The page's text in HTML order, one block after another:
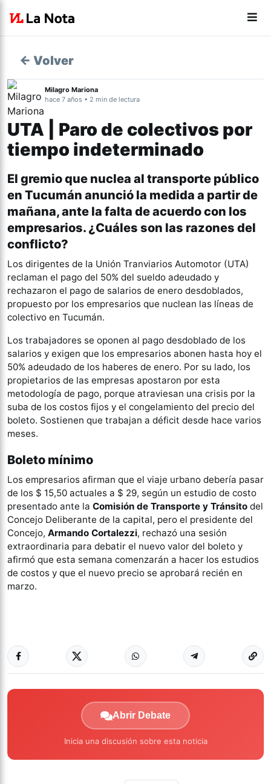
← Volver
Milagro Mariona
hace 7 años • 2 min de lectura
UTA | Paro de colectivos por
tiempo indeterminado
El gremio que nuclea al transporte público
en Tucumán anunció la medida a partir de
mañana, ante la falta de acuerdo con los
empresarios. ¿Cuáles son las razones del
conflicto?
Los dirigentes de la Unión Tranviarios Automotor (UTA)
reclaman el pago del 50% del sueldo adeudado y
rechazaron el pago de salarios de enero desdoblados,
propuesto por los empresarios que nuclean las líneas de
colectivo en Tucumán.
Los trabajadores se oponen al pago desdoblado de los
salarios y exigen que los empresarios abonen hasta hoy el
50% adeudado de los haberes de enero. Por su lado, los
propietarios de las empresas apostaron por esta
metodología de pago, porque atraviesan una crisis por la
suba de los costos fijos y el congelamiento del precio del
boleto. Sostienen que trabajan a déficit desde hace varios
meses.
Boleto mínimo
Los empresarios afirman que el viaje urbano debería pasar
de los $ 15,50 actuales a $ 29, según un estudio de costo
presentado ante la Comisión de Transporte y Tránsito del
Concejo Deliberante de la capital, pero el presidente del
Concejo, Armando Cortalezzi, rechazó una sesión
extraordinaria para debatir el nuevo valor del boleto y
afirmó que esta semana comenzarán a hacer los estudios
de costos y que el nuevo precio se aprobará recién en
marzo.
Abrir Debate
Inicia una discusión sobre esta noticia